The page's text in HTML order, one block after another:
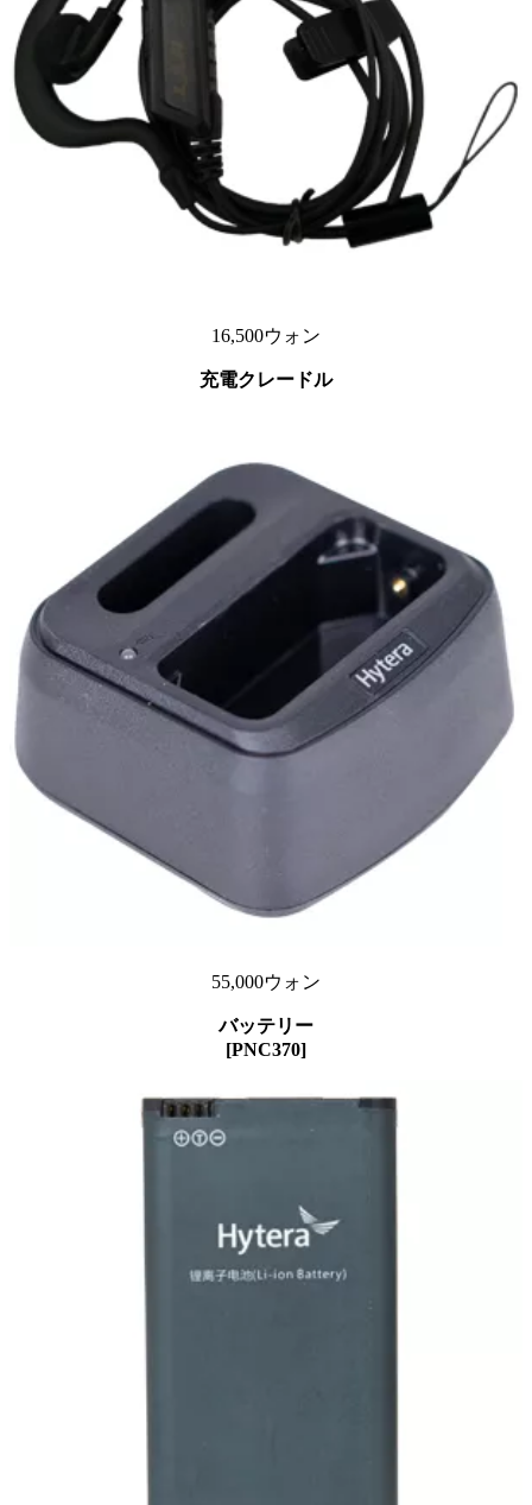
16,500ウォン
充電クレードル
55,000ウォン
バッテリー
[PNC370]